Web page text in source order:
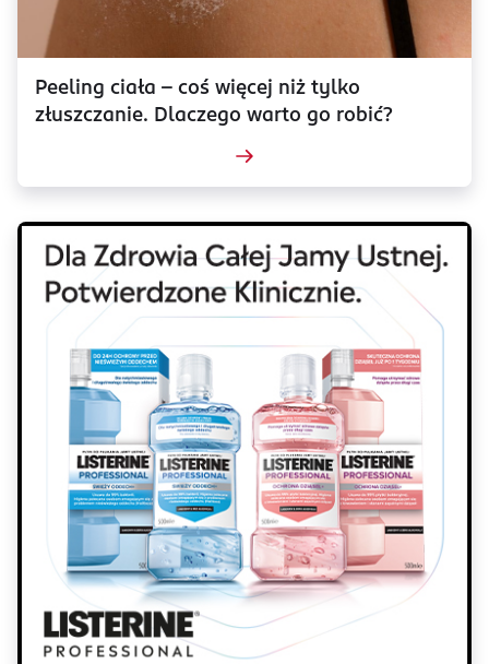
Peeling ciała - coś więcej niż tylko
złuszczanie. Dlaczego warto go robić?